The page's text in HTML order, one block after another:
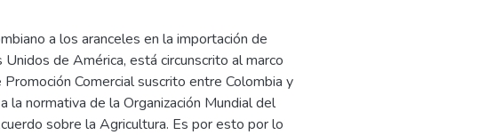
a los aranceles en la importación de
de América, está circunscrito al marco
Comercial suscrito entre Colombia y
normativa de la Organización Mundial del
sobre la Agricultura. Es por esto por lo